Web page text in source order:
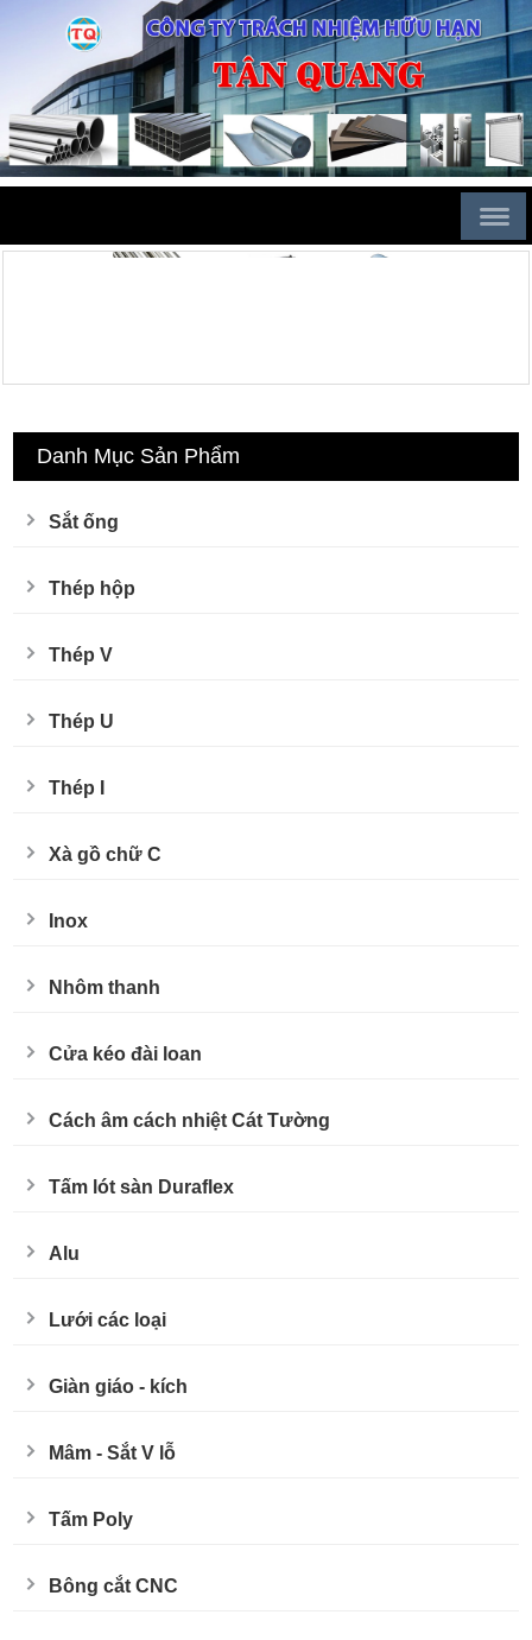
Danh Mục Sản Phẩm
Sắt ống
Thép hộp
Thép V
Thép U
Thép I
Xà gồ chữ C
Inox
Nhôm thanh
Cửa kéo đài loan
Cách âm cách nhiệt Cát Tường
Tấm lót sàn Duraflex
Alu
Lưới các loại
Giàn giáo - kích
Mâm - Sắt V lỗ
Tấm Poly
Bông cắt CNC